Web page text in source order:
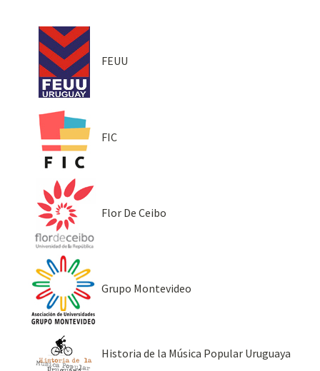
FEUU
FIC
Flor De Ceibo
Grupo Montevideo
Historia de la Música Popular Uruguaya